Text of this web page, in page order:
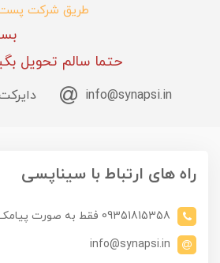
طریق شرکت
حتما سالم تحویل
info@synapsi.in
راه های ارتباط با سیناپسی
09351815358 فقط به صورت پیامک - 08632241297
info@synapsi.in